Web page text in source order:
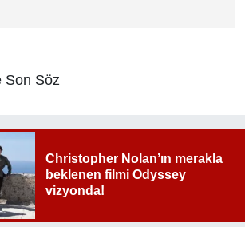
Son Söz
Christopher Nolan’ın merakla
beklenen filmi Odyssey
vizyonda!